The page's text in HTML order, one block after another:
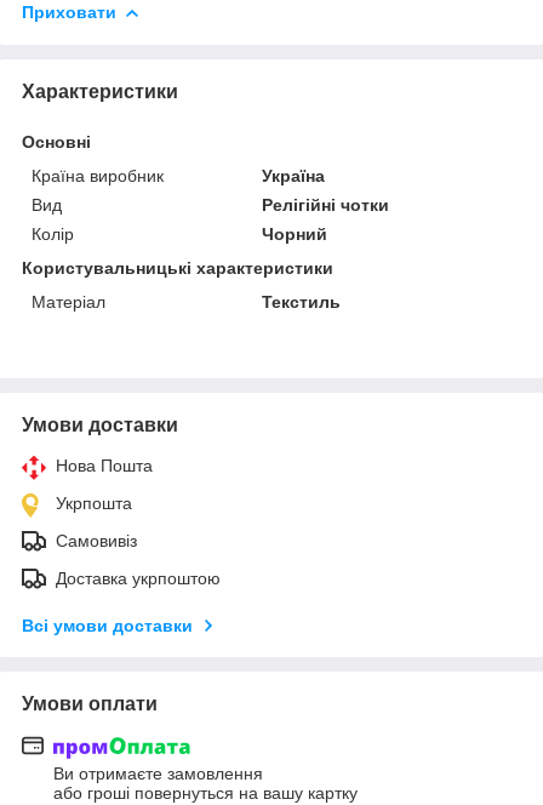
Приховати
Характеристики
Основні
Країна виробник
Україна
Вид
Релігійні чотки
Колір
Чорний
Користувальницькі характеристики
Матеріал
Текстиль
Умови доставки
Нова Пошта
Укрпошта
Самовивіз
Доставка укрпоштою
Всі умови доставки
Умови оплати
Ви отримаєте замовлення
або гроші повернуться на вашу картку